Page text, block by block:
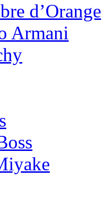
d’Orange
Armani